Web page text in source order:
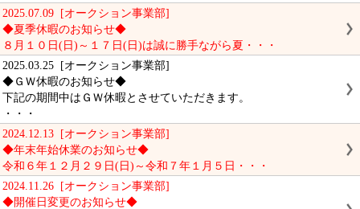
2025.07.09 [オークション事業部]
◆夏季休暇のお知らせ◆
８月１０日(日)～１７日(日)は誠に勝手ながら夏・・・
2025.03.25 [オークション事業部]
◆ＧＷ休暇のお知らせ◆
下記の期間中はＧＷ休暇とさせていただきます。
・・・
2024.12.13 [オークション事業部]
◆年末年始休業のお知らせ◆
令和６年１２月２９日(日)～令和７年１月５日・・・
2024.11.26 [オークション事業部]
◆開催日変更のお知らせ◆